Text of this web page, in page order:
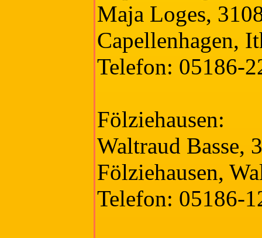
Maja Loges,
Capellenhagen,
Telefon: 05186-
Fölziehausen:
Waltraud Basse,
Fölziehausen,
Telefon: 05186-